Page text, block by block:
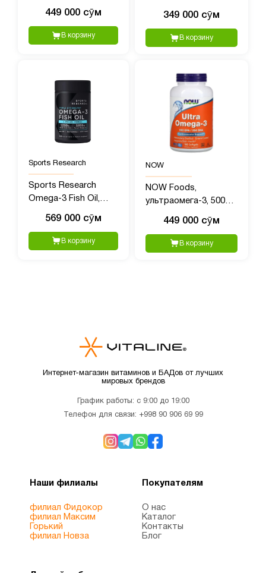
449 000 сӯм
В корзину
349 000 сӯм
В корзину
Sports Research
Sports Research
Omega-3 Fish Oil,
мг, 150 мягких капсул
569 000 сӯм
В корзину
NOW
NOW Foods,
ультраомега-3, 500
капсул, покрытых
кишечнорастворимой
оболочкой
449 000 сӯм
В корзину
Интернет-магазин витаминов и БАДов от лучших
мировых брендов
График работы: с 9:00 до 19:00
Телефон для связи: +998 90 906 69 99
Наши филиалы
филиал Фидокор
филиал Максим
Горький
филиал Новза
Покупателям
О нас
Каталог
Контакты
Блог